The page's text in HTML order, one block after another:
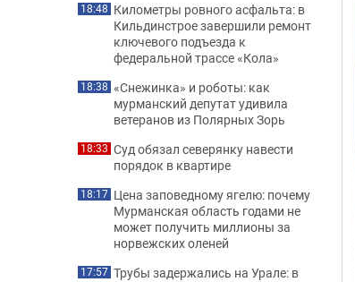
18:48 Километры ровного асфальта: в
Кильдинстрое завершили ремонт
ключевого подъезда к
федеральной трассе «Кола»
18:38 «Снежинка» и роботы: как
мурманский депутат удивила
ветеранов из Полярных Зорь
18:33 Суд обязал северянку навести
порядок в квартире
18:17 Цена заповедному ягелю: почему
Мурманская область годами не
может получить миллионы за
норвежских оленей
17:57 Трубы задержались на Урале: в